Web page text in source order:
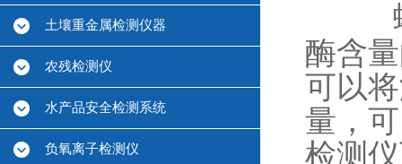
土壤重金属检测仪器
农残检测仪
水产品安全检测系统
负氧离子检测仪
酶含
可以
量，
检测